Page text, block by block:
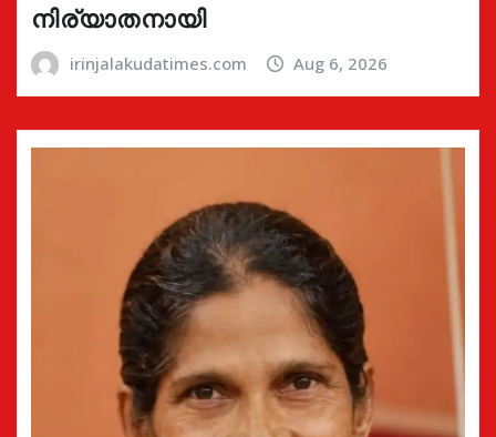
നിര്യാതനായി
irinjalakudatimes.com Aug 6, 2026